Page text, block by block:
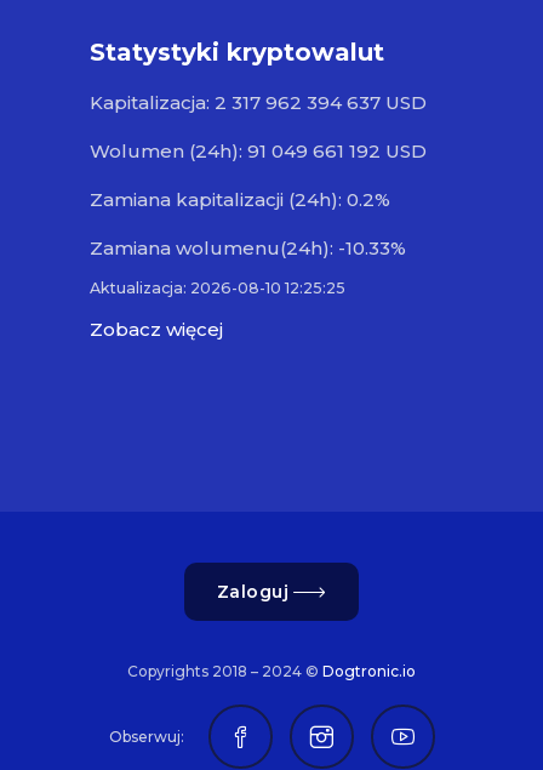
Statystyki kryptowalut
Kapitalizacja: 2 317 962 394 637 USD
Wolumen (24h): 91 049 661 192 USD
Zamiana kapitalizacji (24h): 0.2%
Zamiana wolumenu(24h): -10.33%
Aktualizacja: 2026-08-10 12:25:25
Zobacz więcej
Zaloguj
Copyrights 2018 – 2024 © Dogtronic.io
Obserwuj: